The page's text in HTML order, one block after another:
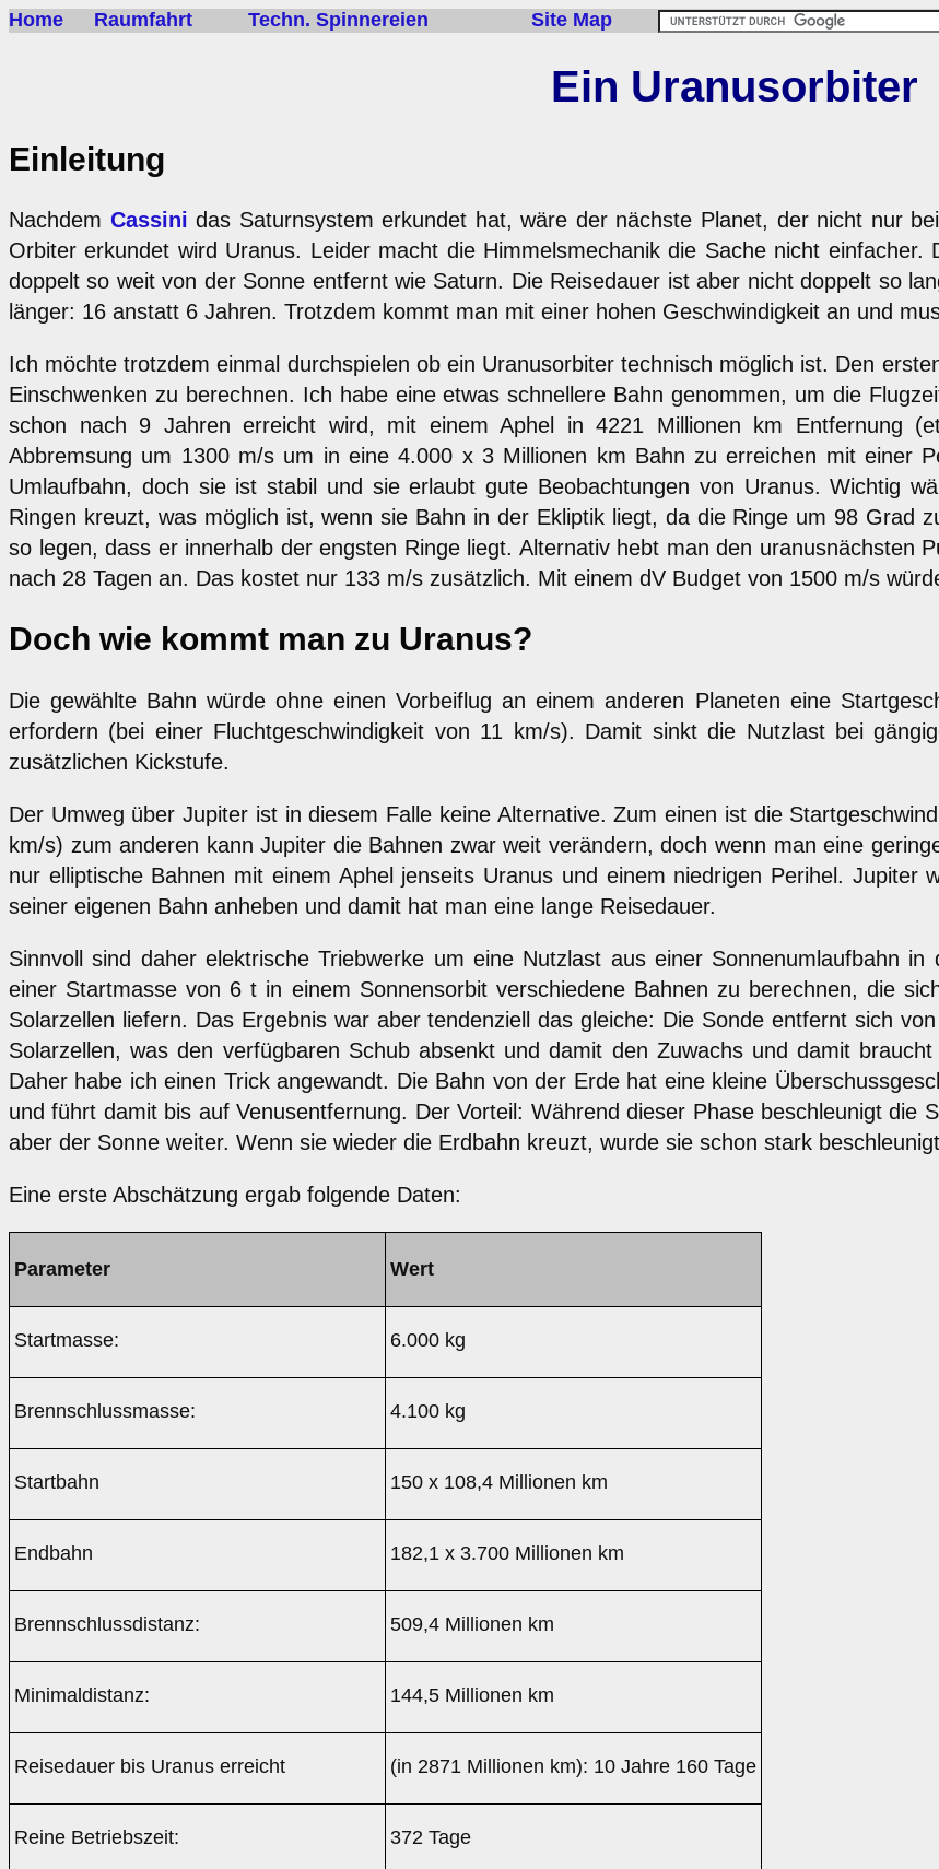
Home Raumfahrt Techn. Spinnereien Site Map
Ein Uranusorbiter
Einleitung
Nachdem Cassini das Saturnsystem erkundet hat, wäre der nächste Planet, der nicht nur
Orbiter erkundet wird Uranus. Leider macht die Himmelsmechanik die Sache nicht
doppelt so weit von der Sonne entfernt wie Saturn. Die Reisedauer ist aber nicht doppelt so
länger: 16 anstatt 6 Jahren. Trotzdem kommt man mit einer hohen Geschwindigkeit an und
Ich möchte trotzdem einmal durchspielen ob ein Uranusorbiter technisch möglich ist. Den
Einschwenken zu berechnen. Ich habe eine etwas schnellere Bahn genommen, um die
schon nach 9 Jahren erreicht wird, mit einem Aphel in 4221 Millionen km Entfernung
Abbremsung um 1300 m/s um in eine 4.000 x 3 Millionen km Bahn zu erreichen mit einer
Umlaufbahn, doch sie ist stabil und sie erlaubt gute Beobachtungen von Uranus. Wichtig
Ringen kreuzt, was möglich ist, wenn sie Bahn in der Ekliptik liegt, da die Ringe um 98 Grad
so legen, dass er innerhalb der engsten Ringe liegt. Alternativ hebt man den uranusnächsten
nach 28 Tagen an. Das kostet nur 133 m/s zusätzlich. Mit einem dV Budget von 1500 m/s
Doch wie kommt man zu Uranus?
Die gewählte Bahn würde ohne einen Vorbeiflug an einem anderen Planeten eine
erfordern (bei einer Fluchtgeschwindigkeit von 11 km/s). Damit sinkt die Nutzlast bei
zusätzlichen Kickstufe.
Der Umweg über Jupiter ist in diesem Falle keine Alternative. Zum einen ist die
km/s) zum anderen kann Jupiter die Bahnen zwar weit verändern, doch wenn man eine
nur elliptische Bahnen mit einem Aphel jenseits Uranus und einem niedrigen Perihel. Jupiter
seiner eigenen Bahn anheben und damit hat man eine lange Reisedauer.
Sinnvoll sind daher elektrische Triebwerke um eine Nutzlast aus einer Sonnenumlaufbahn
einer Startmasse von 6 t in einem Sonnensorbit verschiedene Bahnen zu berechnen, die
Solarzellen liefern. Das Ergebnis war aber tendenziell das gleiche: Die Sonde entfernt sich
Solarzellen, was den verfügbaren Schub absenkt und damit den Zuwachs und damit
Daher habe ich einen Trick angewandt. Die Bahn von der Erde hat eine kleine
und führt damit bis auf Venusentfernung. Der Vorteil: Während dieser Phase beschleunigt die
aber der Sonne weiter. Wenn sie wieder die Erdbahn kreuzt, wurde sie schon stark
Eine erste Abschätzung ergab folgende Daten:
Parameter Wert
Startmasse: 6.000 kg
Brennschlussmasse: 4.100 kg
Startbahn 150 x 108,4 Millionen km
Endbahn 182,1 x 3.700 Millionen km
Brennschlussdistanz: 509,4 Millionen km
Minimaldistanz: 144,5 Millionen km
Reisedauer bis Uranus erreicht (in 2871 Millionen km): 10 Jahre 160 Tage
Reine Betriebszeit: 372 Tage